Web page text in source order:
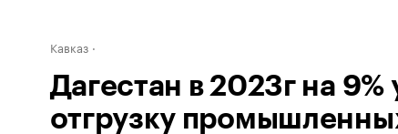
Кавказ
Дагестан в 2023г на 9%
отгрузку